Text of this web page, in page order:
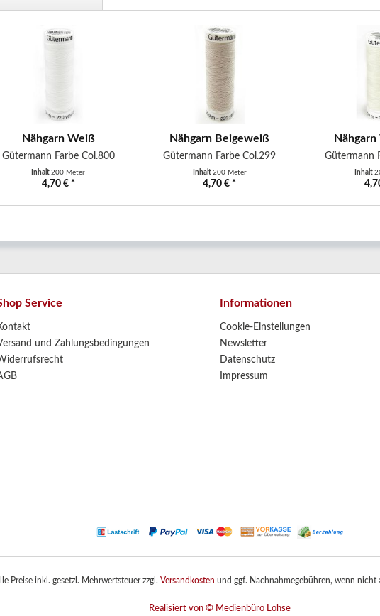
Nähgarn Weiß
Gütermann Farbe Col.800
Inhalt200 Meter
4,70 € *
Nähgarn Beigeweiß
Gütermann Farbe Col.299
Inhalt 200 Meter
4,70 € *
Gütermann
Inhalt
Service
und Zahlungsbedingungen
Informationen
Cookie-Einstellungen
Newsletter
Datenschutz
Impressum
Preise inkl. gesetzl. Mehrwertsteuer zzgl. Versandkosten und ggf. Nachnahmegebühren, wenn nicht
Realisiert von © Medienbüro Lohse